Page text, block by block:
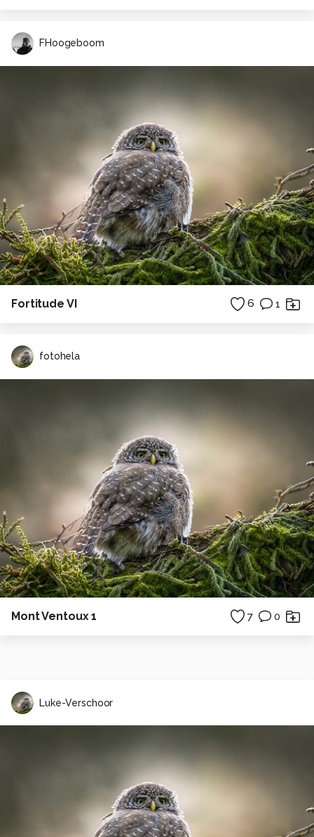
FHoogeboom
Fortitude VI 6 1
fotohela
Mont Ventoux 1 7 0
Luke-Verschoor